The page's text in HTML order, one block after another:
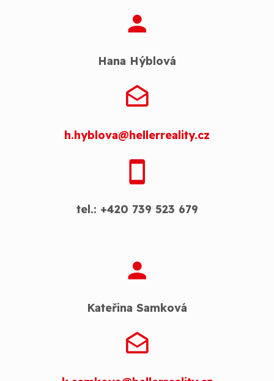
Hana Hýblová
h.hyblova@hellerreality.cz
tel.: +420 739 523 679
Kateřina Samková